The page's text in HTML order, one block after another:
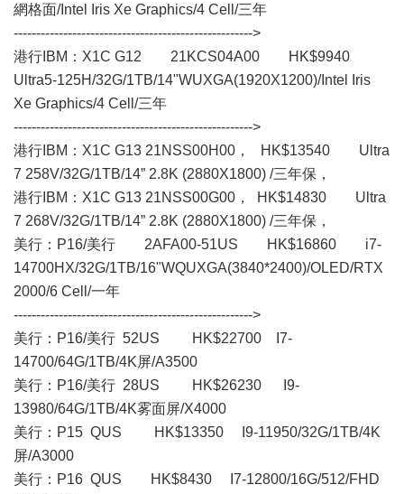
網格面/Intel Iris Xe Graphics/4 Cell/三年
----------------------------------------------------->
港行IBM：X1C G12 21KCS04A00 HK$9940
Ultra5-125H/32G/1TB/14"WUXGA(1920X1200)/Intel Iris
Xe Graphics/4 Cell/三年
----------------------------------------------------->
港行IBM：X1C G13 21NSS00H00， HK$13540 Ultra
7 258V/32G/1TB/14” 2.8K (2880X1800) /三年保，
港行IBM：X1C G13 21NSS00G00， HK$14830 Ultra
7 268V/32G/1TB/14” 2.8K (2880X1800) /三年保，
美行： P16/美行 2AFA00-51US HK$16860 i7-
14700HX/32G/1TB/16"WQUXGA(3840*2400)/OLED/RTX
2000/6 Cell/一年
----------------------------------------------------->
美行： P16/美行 52US HK$22700 I7-
14700/64G/1TB/4K屏/A3500
美行： P16/美行 28US HK$26230 I9-
13980/64G/1TB/4K雾面屏/X4000
美行：P15 QUS HK$13350 I9-11950/32G/1TB/4K
屏/A3000
美行：P16 QUS HK$8430 I7-12800/16G/512/FHD